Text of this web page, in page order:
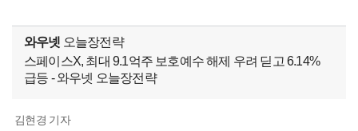
와우넷 오늘장전략
스페이스X, 최대 9.1억주 보호예수 해제 우려 딛고 6.14%
급등 - 와우넷 오늘장전략
김현경 기자